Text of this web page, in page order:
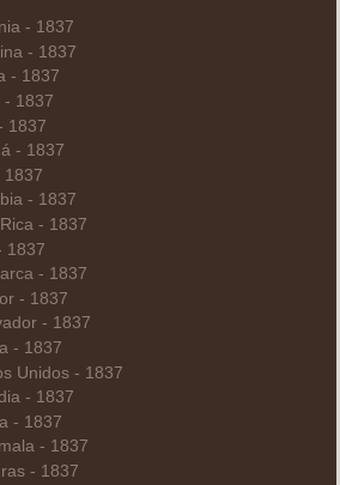
- 1837
- 1837
- 1837
- 1837
1837
- 1837
1837
- 1837
- 1837
1837
- 1837
- 1837
- 1837
- 1837
Unidos - 1837
- 1837
- 1837
- 1837
- 1837